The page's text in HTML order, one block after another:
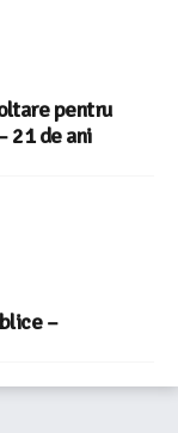
pentru
21 de ani
–